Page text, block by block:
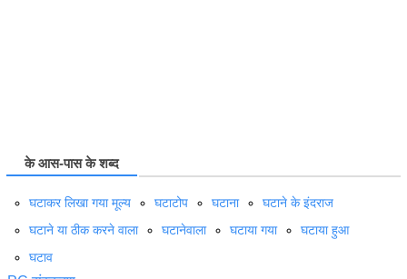
के आस-पास के शब्द
घटाकर लिखा गया मूल्य घटाटोप घटाना
घटाने के इंदराज
घटाने या ठीक करने वाला
घटानेवाला घटाया गया
घटाया हुआ
घटाव